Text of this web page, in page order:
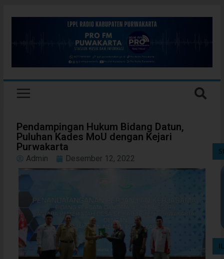
Pendampingan Hukum Bidang Datun,
Puluhan Kades MoU dengan Kejari
Purwakarta
Admin Desember 12, 2022